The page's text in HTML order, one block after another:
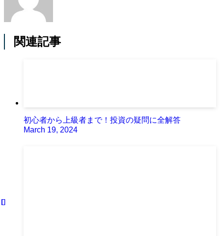
関連記事
初心者から上級者まで！投資の疑問に全解答
March 19, 2024